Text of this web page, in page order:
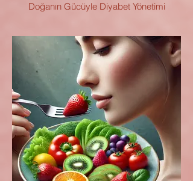
Doğanın Gücüyle Diyabet Yönetimi